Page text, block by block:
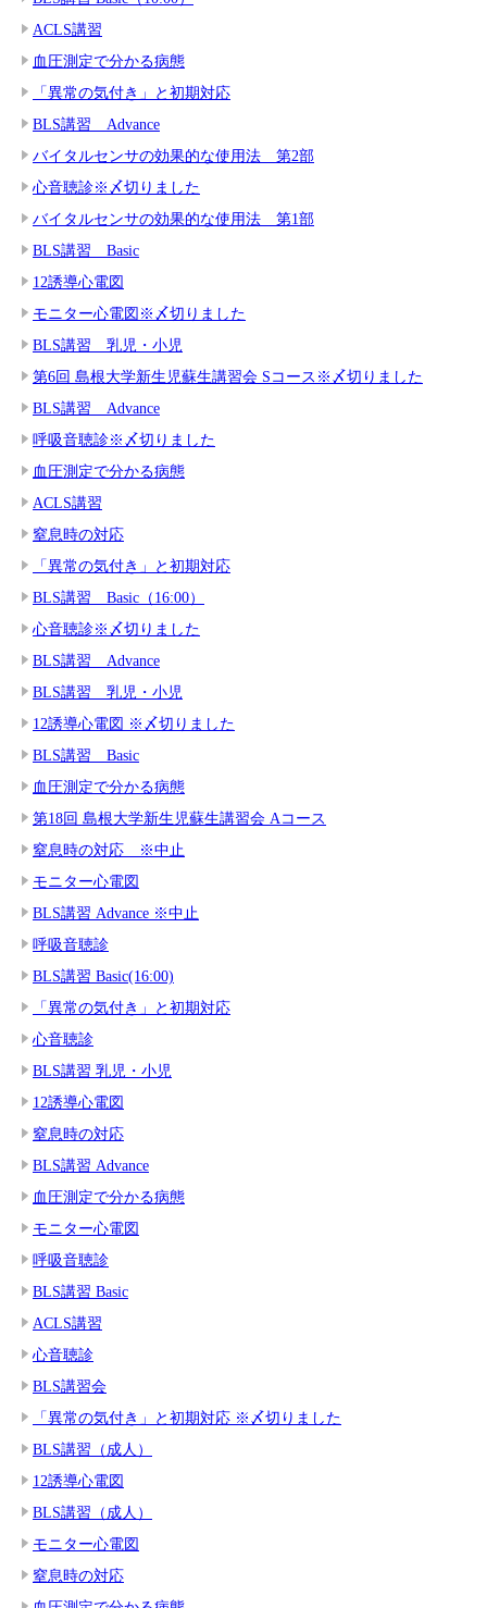
ACLS講習
血圧測定で分かる病態
「異常の気付き」と初期対応
BLS講習 Advance
バイタルセンサの効果的な使用法 第2部
心音聴診※〆切りました
バイタルセンサの効果的な使用法 第1部
BLS講習 Basic
12誘導心電図
モニター心電図※〆切りました
BLS講習 乳児・小児
第6回 島根大学新生児蘇生講習会 Sコース※〆切りました
BLS講習 Advance
呼吸音聴診※〆切りました
血圧測定で分かる病態
ACLS講習
窒息時の対応
「異常の気付き」と初期対応
BLS講習 Basic（16:00）
心音聴診※〆切りました
BLS講習 Advance
BLS講習 乳児・小児
12誘導心電図 ※〆切りました
BLS講習 Basic
血圧測定で分かる病態
第18回 島根大学新生児蘇生講習会 Aコース
窒息時の対応 ※中止
モニター心電図
BLS講習 Advance ※中止
呼吸音聴診
BLS講習 Basic(16:00)
「異常の気付き」と初期対応
心音聴診
BLS講習 乳児・小児
12誘導心電図
窒息時の対応
BLS講習 Advance
血圧測定で分かる病態
モニター心電図
呼吸音聴診
BLS講習 Basic
ACLS講習
心音聴診
BLS講習会
「異常の気付き」と初期対応 ※〆切りました
BLS講習（成人）
12誘導心電図
BLS講習（成人）
モニター心電図
窒息時の対応